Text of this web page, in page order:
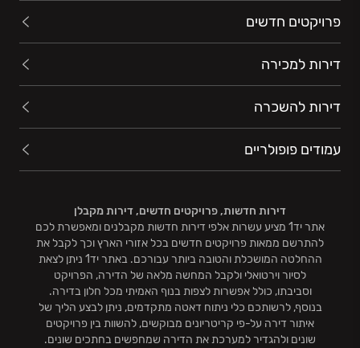
פרויקטים חדשים
דירות למכירה
דירות להשכרה
עמודים פופולריים
דירות חדשות, פרויקטים חדשים, דירות מקבלן
אתר יד1 מציע עשרות אלפי דירות חדשות מקבלנים ומאפשרת לכם
להתרשם ממאות פרויקטים חדשים בכל אזורי הארץ וכך לקבל את
ההחלטה המושכלת והטובה ביותר עבורכם. באתר יד1 ניתן לצאת
לסיור וירטואלי ולקבל המחשה מלאה של הדירה, הפרויקט
וסביבתו, כולל אפשרות לצפות בנוף האמיתי מכל חלון בדירה.
בנוסף, לרשותכם כלי ניתוח דאטה מתקדמים, ניתן לבצע הליך של
איתור דירה על-פי קריטריונים מבוקשים, להשוות בין פרויקטים
שונים ולהגדיר למערכת את הדירה שמחפשים בחתכים שונים.